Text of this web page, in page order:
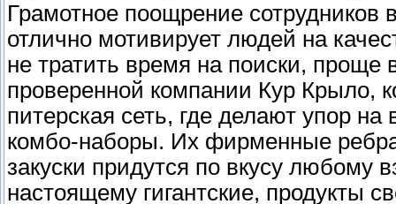
Грамотное поощрение
отлично мотивирует людей на
не тратить время на поиски, проще
проверенной компании Кур Крыло,
питерская сеть, где делают упор
комбо-наборы. Их фирменные
закуски придутся по вкусу
настоящему гигантские, продукты